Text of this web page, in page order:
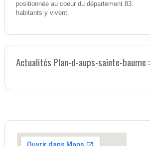
positionnée au coeur du département 83.
habitants y vivent.
Actualités Plan-d-aups-sainte-baume :